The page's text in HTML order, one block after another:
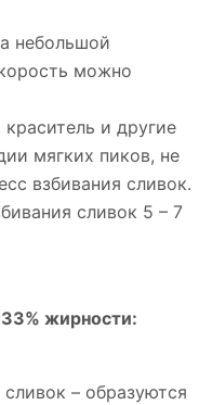
небольшой
можно
и другие
мягких пиков, не
взбивания сливок.
сливок 5 – 7
жирности:
– образуются